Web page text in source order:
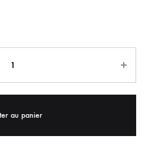
au panier